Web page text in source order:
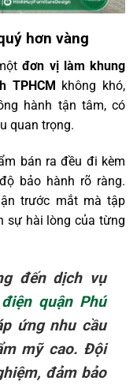
hơn vàng
đơn vị làm khung
TPHCM không khó,
hành tận tâm, có
quan trọng.
bán ra đều đi kèm
bảo hành rõ ràng.
trước mắt mà tập
sự hài lòng của từng
đến dịch vụ
quận Phú
ứng nhu cầu
mỹ cao. Đội
đảm bảo